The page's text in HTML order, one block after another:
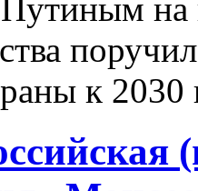
на
к 2030